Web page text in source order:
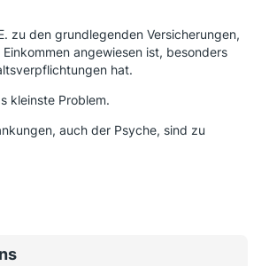
zu den grundlegenden Versicherungen,
angewiesen ist, besonders
hat.
kleinste Problem.
auch der Psyche, sind zu